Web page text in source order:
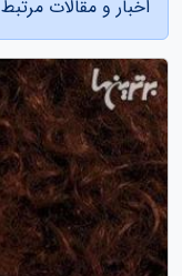
اخبار و مقالات مرتبط